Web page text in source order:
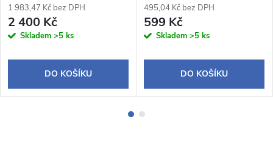
1 983,47 Kč bez DPH
2 400 Kč
Skladem >5 ks
DO KOŠÍKU
495,04 Kč bez DPH
599 Kč
Skladem >5 ks
DO KOŠÍKU